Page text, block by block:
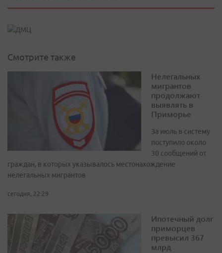
Смотрите также
Нелегальных
мигрантов
продолжают
выявлять в
Приморье
За июль в систему
поступило около
30 сообщений от
граждан, в которых указывалось местонахождение
нелегальных мигрантов
сегодня, 22:29
Ипотечный долг
приморцев
превысил 367
млрд